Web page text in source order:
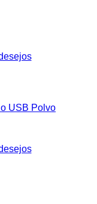
USB Polvo